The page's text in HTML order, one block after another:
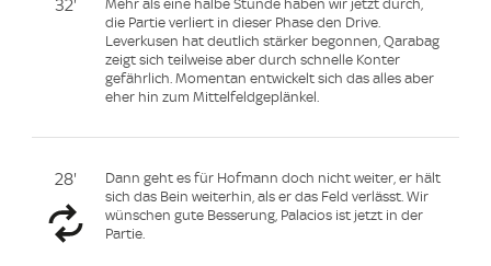
32'
Mehr als eine halbe Stunde haben wir jetzt durch,
die Partie verliert in dieser Phase den Drive.
Leverkusen hat deutlich stärker begonnen, Qarabag
zeigt sich teilweise aber durch schnelle Konter
gefährlich. Momentan entwickelt sich das alles aber
eher hin zum Mittelfeldgeplänkel.
28'
Dann geht es für Hofmann doch nicht weiter, er hält
sich das Bein weiterhin, als er das Feld verlässt. Wir
wünschen gute Besserung, Palacios ist jetzt in der
Partie.